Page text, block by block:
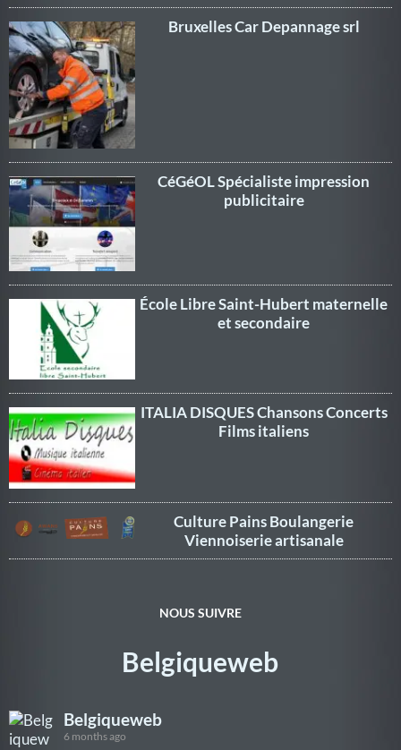
Bruxelles Car Depannage srl
CéGéOL Spécialiste impression
publicitaire
École Libre Saint-Hubert maternelle
et secondaire
ITALIA DISQUES Chansons Concerts
Films italiens
Culture Pains Boulangerie
Viennoiserie artisanale
NOUS SUIVRE
Belgiqueweb
Belgiqueweb
6 months ago